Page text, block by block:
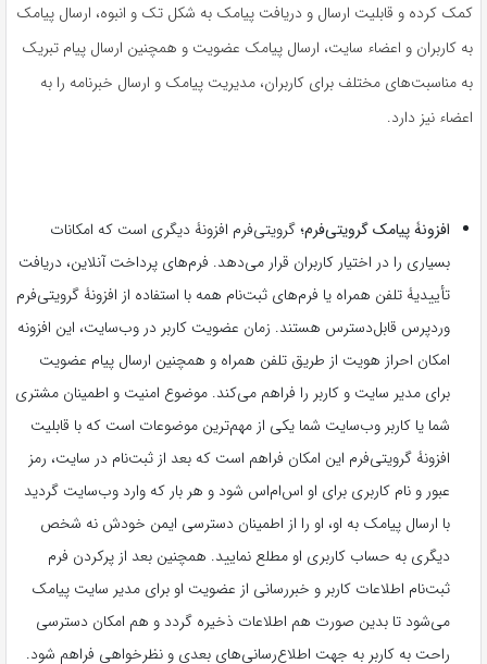
کمک کرده و قابلیت ارسال و دریافت پیامک به شکل تک و انبوه، ارسال پیامک
به کاربران و اعضاء سایت، ارسال پیامک عضویت و همچنین ارسال پیام تبریک
به مناسبت‌های مختلف برای کاربران، مدیریت پیامک و ارسال خبرنامه را به
اعضاء نیز دارد.
افزونۀ پیامک گرویتی‌فرم؛گرویتی‌فرم افزونۀ دیگری است که امکانات
بسیاری را در اختیار کاربران قرار می‌دهد. فرم‌های پرداخت آنلاین، دریافت
تأییدیۀ تلفن همراه یا فرم‌های ثبت‌نام همه با استفاده از افزونۀ گرویتی‌فرم
وردپرس قابل‌دسترس هستند. زمان عضویت کاربر در وب‌سایت، این افزونه
امکان احراز هویت از طریق تلفن همراه و همچنین ارسال پیام عضویت
برای مدیر سایت و کاربر را فراهم می‌کند. موضوع امنیت و اطمینان مشتری
شما یا کاربر وب‌سایت شما یکی از مهم‌ترین موضوعات است که با قابلیت
افزونۀ گرویتی‌فرم این امکان فراهم است که بعد از ثبت‌نام در سایت، رمز
عبور و نام کاربری برای او اس‌ام‌اس شود و هر بار که وارد وب‌سایت گردید
با ارسال پیامک به او، او را از اطمینان دسترسی ایمن خودش نه شخص
دیگری به حساب کاربری او مطلع نمایید. همچنین بعد از پرکردن فرم
ثبت‌نام اطلاعات کاربر و خبررسانی از عضویت او برای مدیر سایت پیامک
می‌شود تا بدین صورت هم اطلاعات ذخیره گردد و هم امکان دسترسی
راحت به کاربر به جهت اطلاع‌رسانی‌های بعدی و نظرخواهی فراهم شود.